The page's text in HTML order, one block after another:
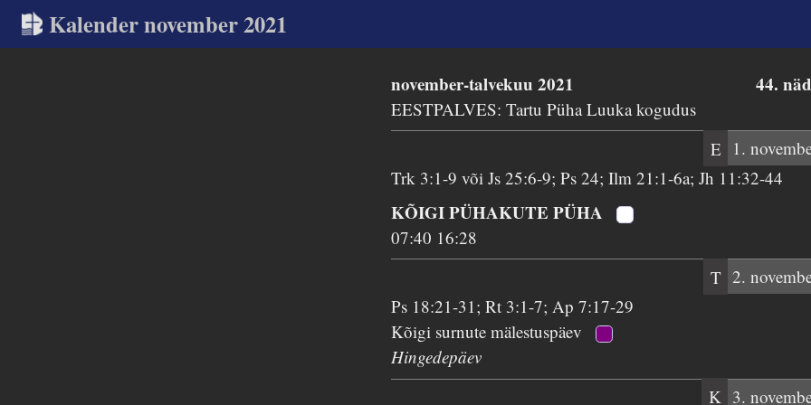
Kalender november 2021
44.
november-talvekuu 2021
EESTPALVES: Tartu Püha Luuka kogudus
E 1.
Trk 3:1-9 või Js 25:6-9; Ps 24; Ilm 21:1-6a; Jh 11:32-44
KÕIGI PÜHAKUTE PÜHA
07:40 16:28
T 2.
Ps 18:21-31; Rt 3:1-7; Ap 7:17-29
Kõigi surnute mälestuspäev
Hingedepäev
K 3.